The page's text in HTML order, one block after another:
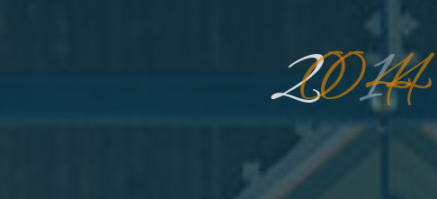
2014